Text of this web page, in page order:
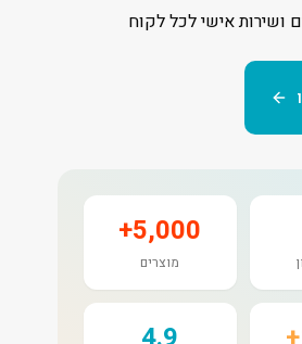
ושירות אישי לכל לקוח
5,000+
מוצרים